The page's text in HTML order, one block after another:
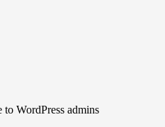
WordPress admins